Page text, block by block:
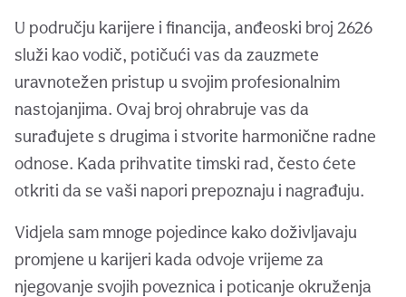
U području karijere i financija, anđeoski broj 2626
služi kao vodič, potičući vas da zauzmete
uravnotežen pristup u svojim profesionalnim
nastojanjima. Ovaj broj ohrabruje vas da
surađujete s drugima i stvorite harmonične radne
odnose. Kada prihvatite timski rad, često ćete
otkriti da se vaši napori prepoznaju i nagrađuju.
Vidjela sam mnoge pojedince kako doživljavaju
promjene u karijeri kada odvoje vrijeme za
njegovanje svojih poveznica i poticanje okruženja